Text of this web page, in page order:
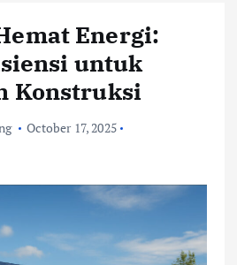
Energi:
untuk
Konstruksi
October 17, 2025